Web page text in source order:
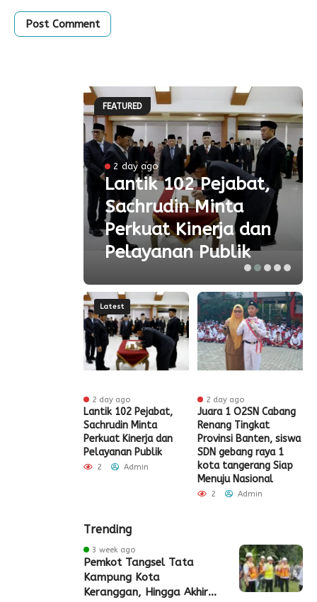
FEATURED
2 day ago
Lantik 102 Pejabat,
Sachrudin Minta
Perkuat Kinerja dan
Pelayanan Publik
Latest
2 day ago
Lantik 102 Pejabat,
Sachrudin Minta
Perkuat Kinerja dan
Pelayanan Publik
2 Admin
2 day ago
Juara 1 O2SN Cabang
Renang Tingkat
Provinsi Banten, siswa
SDN gebang raya 1
kota tangerang Siap
Menuju Nasional
2 Admin
Trending
3 week ago
Pemkot Tangsel Tata
Kampung Kota
Keranggan, Hingga Akhir